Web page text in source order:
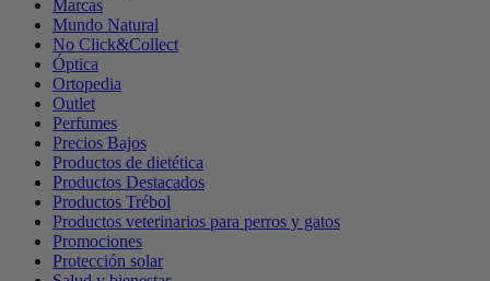
Marcas
Mundo Natural
No Click&Collect
Óptica
Ortopedia
Outlet
Perfumes
Precios Bajos
Productos de dietética
Productos Destacados
Productos Trébol
Productos veterinarios para perros y gatos
Promociones
Protección solar